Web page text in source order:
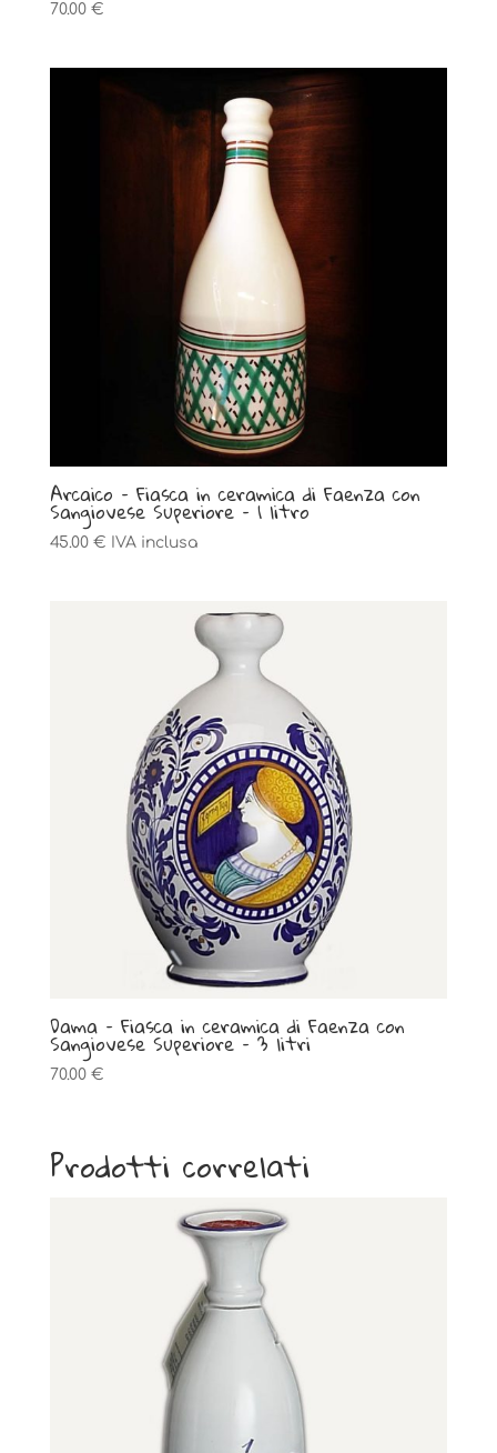
70.00 €
Arcaico – Fiasca in ceramica di Faenza con
Sangiovese Superiore – 1 litro
45.00 € IVA inclusa
Dama – Fiasca in ceramica di Faenza con
Sangiovese Superiore – 3 litri
70.00 €
Prodotti correlati